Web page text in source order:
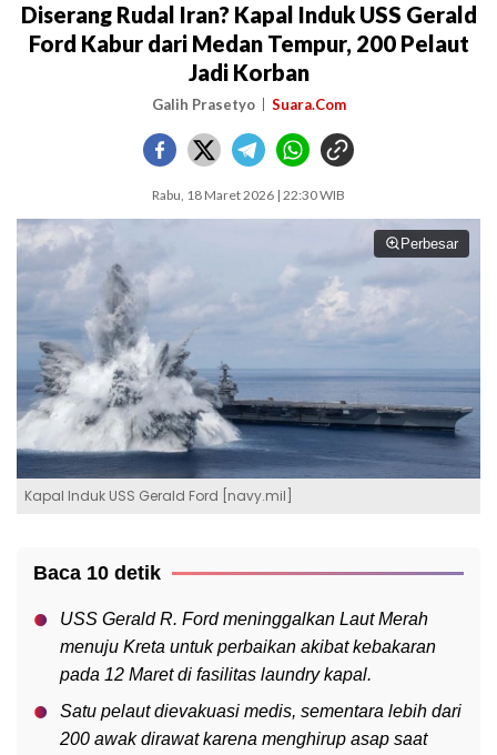
Diserang Rudal Iran? Kapal Induk USS Gerald
Ford Kabur dari Medan Tempur, 200 Pelaut
Jadi Korban
Galih Prasetyo Suara.Com
Rabu, 18 Maret 2026 | 22:30 WIB
Perbesar
Kapal Induk USS Gerald Ford [navy.mil]
Baca 10 detik
USS Gerald R. Ford meninggalkan Laut Merah
menuju Kreta untuk perbaikan akibat kebakaran
pada 12 Maret di fasilitas laundry kapal.
Satu pelaut dievakuasi medis, sementara lebih dari
200 awak dirawat karena menghirup asap saat